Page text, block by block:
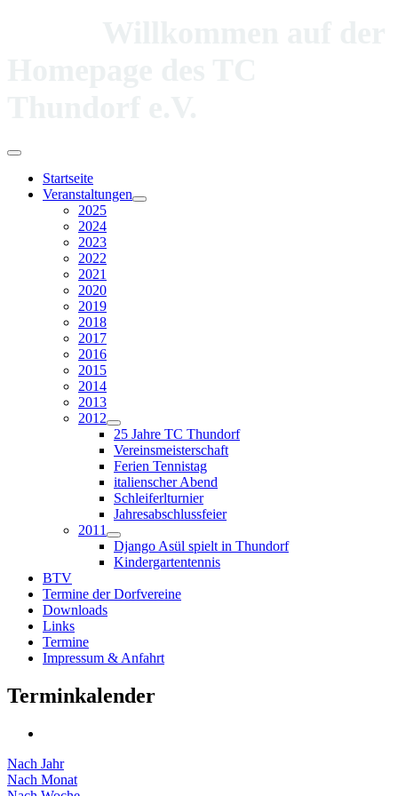
Startseite
Veranstaltungen
2025
2024
2023
2022
2021
2020
2019
2018
2017
2016
2015
2014
2013
2012
25 Jahre TC Thundorf
Vereinsmeisterschaft
Ferien Tennistag
italienscher Abend
Schleiferlturnier
Jahresabschlussfeier
2011
Django Asül spielt in Thundorf
Kindergartentennis
BTV
Termine der Dorfvereine
Downloads
Links
Termine
Impressum & Anfahrt
Terminkalender
Nach Jahr
Nach Monat